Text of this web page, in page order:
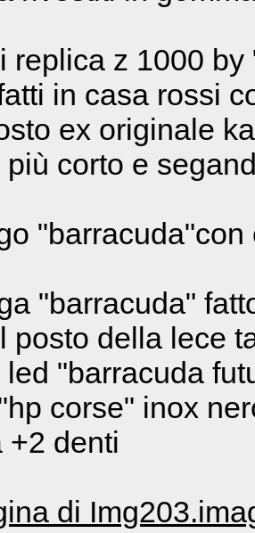
replica z 1000 by
in casa rossi
ex originale
corto e
"barracuda"
posto della lece
"barracuda
corse" inox
+2 denti
di